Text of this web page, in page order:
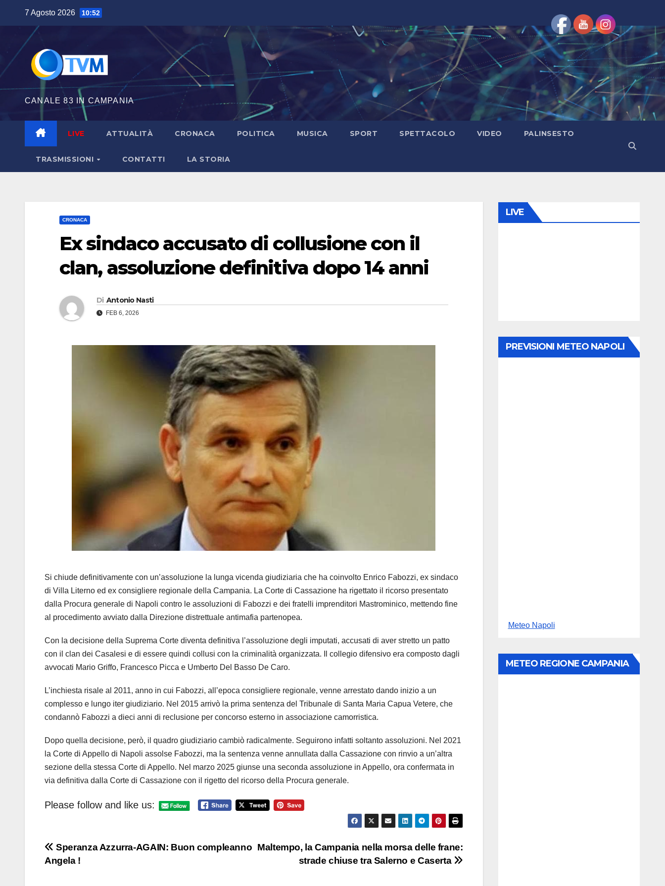
contenuto
7 Agosto 2026 10:52
CANALE 83 IN CAMPANIA
LIVE ATTUALITÀ CRONACA POLITICA MUSICA SPORT SPETTACOLO VIDEO PALINSESTO
TRASMISSIONI CONTATTI LA STORIA
CRONACA
Ex sindaco accusato di collusione con il
clan, assoluzione definitiva dopo 14 anni
Di Antonio Nasti
FEB 6, 2026
Si chiude definitivamente con un’assoluzione la lunga vicenda giudiziaria che ha coinvolto Enrico Fabozzi, ex sindaco
di Villa Literno ed ex consigliere regionale della Campania. La Corte di Cassazione ha rigettato il ricorso presentato
dalla Procura generale di Napoli contro le assoluzioni di Fabozzi e dei fratelli imprenditori Mastrominico, mettendo fine
al procedimento avviato dalla Direzione distrettuale antimafia partenopea.
Con la decisione della Suprema Corte diventa definitiva l’assoluzione degli imputati, accusati di aver stretto un patto
con il clan dei Casalesi e di essere quindi collusi con la criminalità organizzata. Il collegio difensivo era composto dagli
avvocati Mario Griffo, Francesco Picca e Umberto Del Basso De Caro.
L’inchiesta risale al 2011, anno in cui Fabozzi, all’epoca consigliere regionale, venne arrestato dando inizio a un
complesso e lungo iter giudiziario. Nel 2015 arrivò la prima sentenza del Tribunale di Santa Maria Capua Vetere, che
condannò Fabozzi a dieci anni di reclusione per concorso esterno in associazione camorristica.
Dopo quella decisione, però, il quadro giudiziario cambiò radicalmente. Seguirono infatti soltanto assoluzioni. Nel 2021
la Corte di Appello di Napoli assolse Fabozzi, ma la sentenza venne annullata dalla Cassazione con rinvio a un’altra
sezione della stessa Corte di Appello. Nel marzo 2025 giunse una seconda assoluzione in Appello, ora confermata in
via definitiva dalla Corte di Cassazione con il rigetto del ricorso della Procura generale.
Please follow and like us:
Navigazione
articoli
Maltempo, la Campania nella morsa delle frane:
strade chiuse tra Salerno e Caserta
Speranza Azzurra-AGAIN: Buon compleanno
Angela !
LIVE
PREVISIONI METEO NAPOLI
Meteo Napoli
METEO REGIONE CAMPANIA